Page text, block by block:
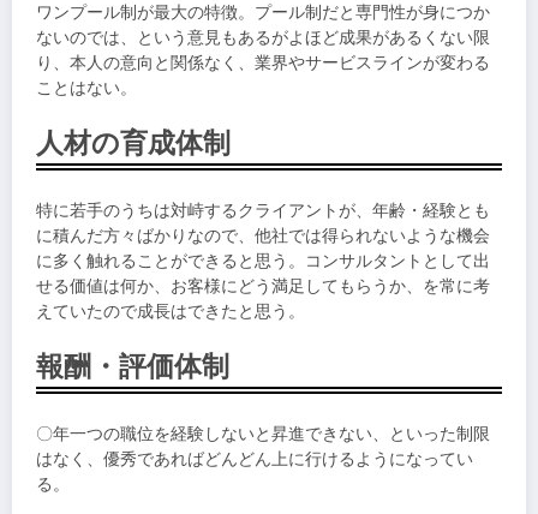
ワンプール制が最大の特徴。プール制だと専門性が身につか
ないのでは、という意見もあるがよほど成果があるくない限
り、本人の意向と関係なく、業界やサービスラインが変わる
ことはない。
人材の育成体制
特に若手のうちは対峙するクライアントが、年齢・経験とも
に積んだ方々ばかりなので、他社では得られないような機会
に多く触れることができると思う。コンサルタントとして出
せる価値は何か、お客様にどう満足してもらうか、を常に考
えていたので成長はできたと思う。
報酬・評価体制
〇年一つの職位を経験しないと昇進できない、といった制限
はなく、優秀であればどんどん上に行けるようになってい
る。